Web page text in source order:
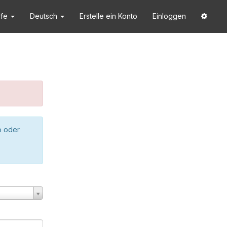
Deutsch Erstelle ein Konto Einloggen
oder